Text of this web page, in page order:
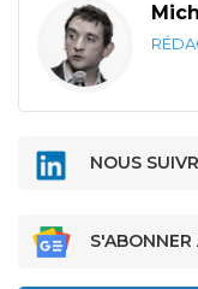
NOUS